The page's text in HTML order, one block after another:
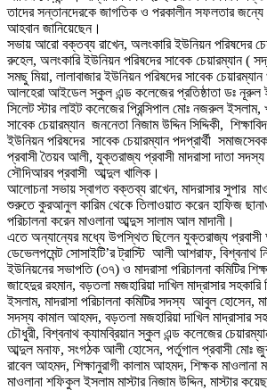
তাদের সন্তানদেরকে জাগতিক ও পরকালীন সফলতার জন্যে
আহবান জানিয়েছেন।
সভায় আরো বক্তব্য রাখেন, অলংকারি ইউনিয়ন পরিষদের
রুহেল, অলংকারি ইউনিয়ন পরিষদের সাবেক চেয়ারম্যান (
সমছু মিয়া, লালাবাজার ইউনিয়ন পরিষদের সাবেক
আলহেরা আইডেল স্কুল এন্ড কলেজের প্রতিষ্ঠাতা ডঃ নূরুল
সিলেট স্টার লাইট কলেজের প্রিন্সিপাল মোঃ নজরুল ইসলাম,
সাবেক চেয়ারম্যান জননেতা নিজাম উদ্দিন সিদ্দিকী,
ইউনিয়ন পরিষদের সাবেক চেয়ারম্যান পদপ্রার্থী
প্রবাসী তৈয়ব আলী, যুক্তরাজ্য প্রবাসী মাদরাসা দাতা
সৌদিআরব প্রবাসী আব্দুল খালিক।
আলোচনা সভায় স্বাগত বক্তব্য রাখেন, মাদরাসার সুপার
শুরুতে কুরআনুল কারিম থেকে তিলাওয়াত করেন হাফিজ
পরিচালনা করেন মাওলানা আব্দুস সালাম আল মাদানী।
এতে অন্যান্যের মধ্যে উপস্থিত ছিলেন যুক্তরাজ্য প্রবাসী
ডেভেলপমেন্ট সোসাইটি’র ট্রাস্টি আলী আশরাফ, বিশ্বনাথ
ইউনিয়নের সভাপতি (৩৭) ও মাদরাসা পরিচালনা কমিটির
জাহেদুর রহমান, বড়তলা মজহারিয়া দাখিল মাদ্রাসার
ইসলাম, মাদরাসা পরিচালনা কমিটির সদস্য আবুল হোসেন,
সদস্য কামাল আহমদ, বড়তলা মজহারিয়া দাখিল মাদ্রাসার
চৌধুরী, বিশ্বনাথ ক্যামব্রিয়ান স্কুল এন্ড কলেজের
আব্দুল মনাফ, সংগঠক আলী হোসেন, পর্তুগাল প্রবাসী মোঃ
রাবেল আহমদ, শিক্ষানুরাগী কালাম আহমদ, শিক্ষক মাওলানা
মাওলানা শফিকুল ইসলাম মাস্টার নিজাম উদ্দিন, মাস্টার